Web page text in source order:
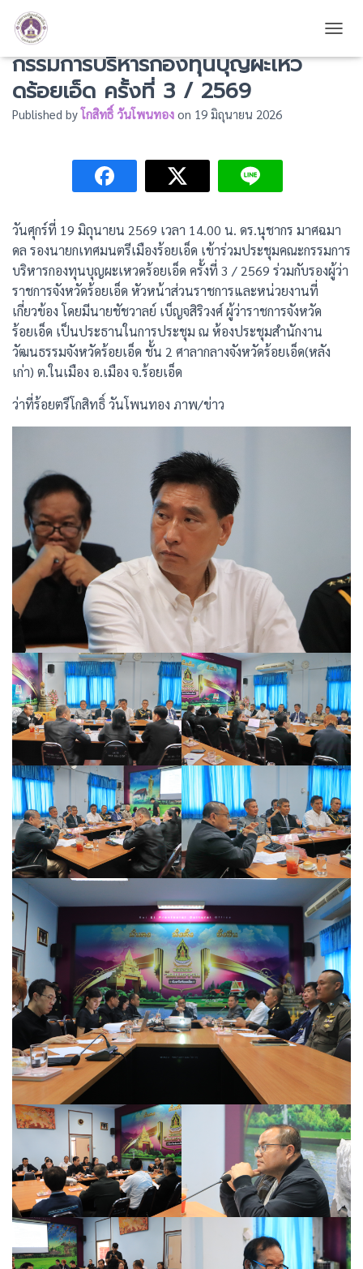
รองนายกฯทม.รอ.ร่วมประชุมคณะ
กรรมการบริหารกองทุนบุญผะเหว
ดร้อยเอ็ด ครั้งที่ 3 / 2569
Published byโกสิทธิ์ วันโพนทอง on 19 มิถุนายน 2026
วันศุกร์ที่ 19 มิถุนายน 2569 เวลา 14.00 น. ดร.นุชากร มาศฉมา
ดล รองนายกเทศมนตรีเมืองร้อยเอ็ด เข้าร่วมประชุมคณะกรรมการ
บริหารกองทุนบุญผะเหวดร้อยเอ็ด ครั้งที่ 3 / 2569 ร่วมกับรองผู้ว่า
ราชการจังหวัดร้อยเอ็ด หัวหน้าส่วนราชการและหน่วยงานที่
เกี่ยวข้อง โดยมีนายชัชวาลย์ เบ็ญจสิริวงศ์ ผู้ว่าราชการจังหวัด
ร้อยเอ็ด เป็นประธานในการประชุม ณ ห้องประชุมสำนักงาน
วัฒนธรรมจังหวัดร้อยเอ็ด ชั้น 2 ศาลากลางจังหวัดร้อยเอ็ด(หลัง
เก่า) ต.ในเมือง อ.เมือง จ.ร้อยเอ็ด
ว่าที่ร้อยตรีโกสิทธิ์ วันโพนทอง ภาพ/ข่าว